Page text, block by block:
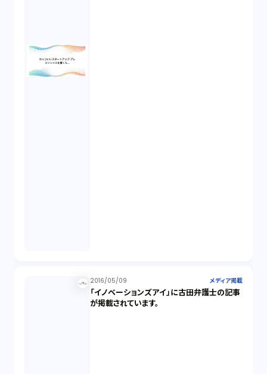
2016/05/09 メディア掲載
「イノベーションズアイ」に古田弁護士の記事
が掲載されています。